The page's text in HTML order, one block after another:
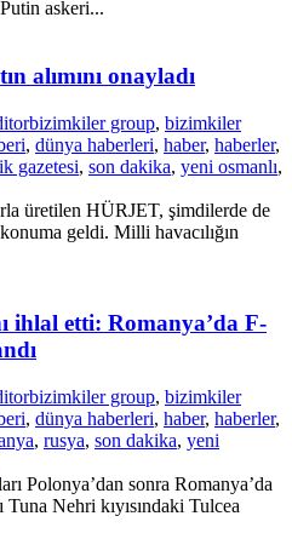
askeri...
alımını onayladı
bizimkiler group, bizimkiler
, dünya haberleri, haber, haberler,
gazetesi, son dakika, yeni osmanlı,
üretilen HÜRJET, şimdilerde de
geldi. Milli havacılığın
ihlal etti: Romanya’da F-
bizimkiler group, bizimkiler
, dünya haberleri, haber, haberler,
, rusya, son dakika, yeni
Polonya’dan sonra Romanya’da
Nehri kıyısındaki Tulcea